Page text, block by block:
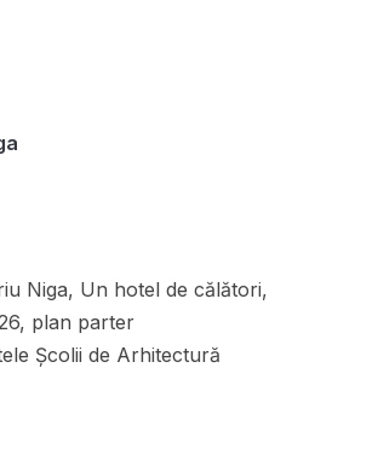
Niga, Un hotel de călători,
plan parter
Școlii de Arhitectură